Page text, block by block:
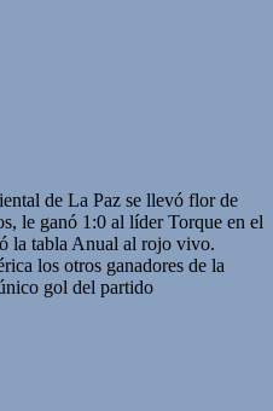
de La Paz se llevó flor de
le ganó 1:0 al líder Torque en el
la tabla Anual al rojo vivo.
los otros ganadores de la
gol del partido